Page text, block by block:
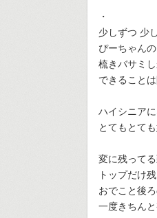
・
少しずつ 少
ぴーちゃん
梳きバサミ
できること
ハイシニア
とてもとて
変に残って
トップだけ
おでこと後
一度きちん